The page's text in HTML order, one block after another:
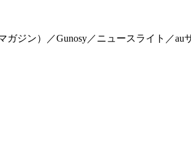
ガジン）／Gunosy／ニュースライト／